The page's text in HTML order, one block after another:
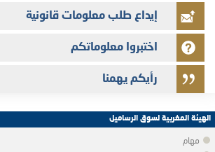
إيداع طلب معلومات قانونية
اختبروا معلوماتكم
رأيكم يهمنا
الهيئة المغربية لسوق الرساميل
مهام